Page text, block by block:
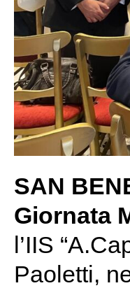
SAN
Giornata
l’IIS
Paoletti,